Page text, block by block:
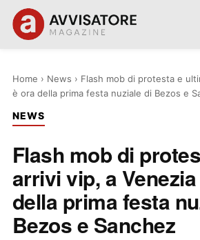
Home › News › Flash mob di protesta e
è ora della prima festa nuziale di Bezos e
NEWS
Flash mob di
arrivi vip, a
della prima festa
Bezos e Sanchez